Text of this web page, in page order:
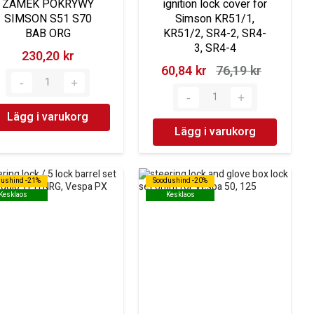
ZAMEK POKRYWY
SIMSON S51 S70
BAB ORG
230,20 kr‎
Lägg i varukorg
ignition lock cover for
Simson KR51/1,
KR51/2, SR4-2, SR4-
3, SR4-4
60,84 kr‎ 76,19 kr‎
Lägg i varukorg
-21%
Kesklaos
-21%
Kesklaos
Soodushind -20%
Kesklaos
Soodushind -20%
Kesklaos